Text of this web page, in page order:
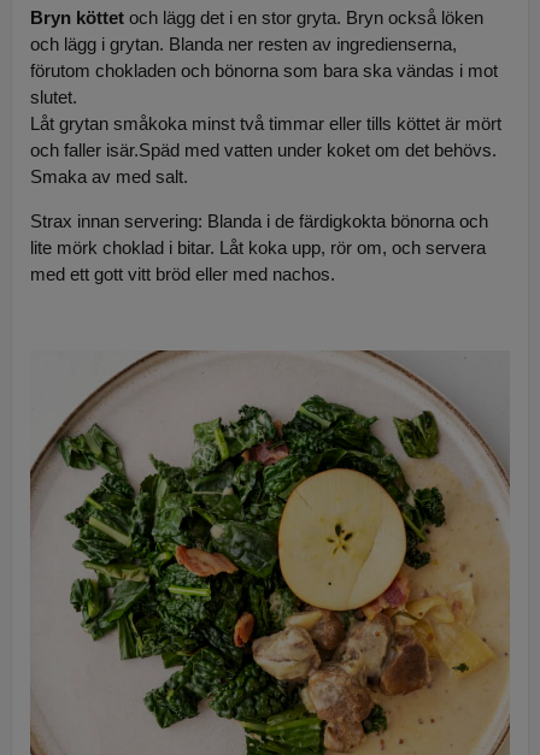
Bryn köttet och lägg det i en stor gryta. Bryn också löken
och lägg i grytan. Blanda ner resten av ingredienserna,
förutom chokladen och bönorna som bara ska vändas i mot
slutet.
Låt grytan småkoka minst två timmar eller tills köttet är mört
och faller isär.Späd med vatten under koket om det behövs.
Smaka av med salt.
Strax innan servering: Blanda i de färdigkokta bönorna och
lite mörk choklad i bitar. Låt koka upp, rör om, och servera
med ett gott vitt bröd eller med nachos.